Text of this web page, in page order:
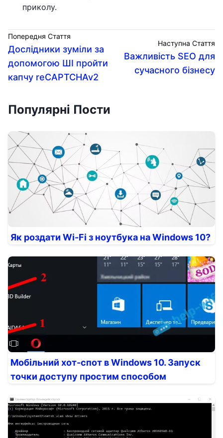
приколу.
Попередня Стаття
Дослідники зуміли за
допомогою ШІ пройти
капчу reCAPTCHAv2
Наступна Стаття
Важливість SEO для
сучасного бізнесу
Популярні Пости
Як роздати Wi-Fi з ноутбука на Windows 10?
Мобільний хот-спот в Windows 10. Запуск
точки доступу простим способом